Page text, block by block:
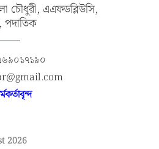
চৌধুরী, এএফডব্লিউসি,
পদাতিক
2026